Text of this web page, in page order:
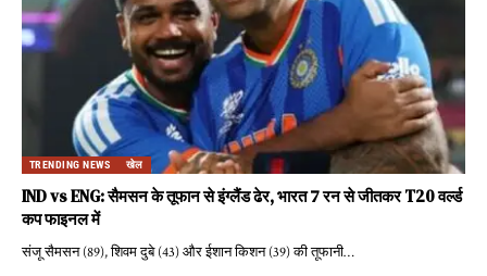
TRENDING NEWS खेल
IND vs ENG: सैमसन के तूफान से इंग्लैंड ढेर, भारत 7 रन से जीतकर T20 वर्ल्ड
कप फाइनल में
संजू सैमसन (89), शिवम दुबे (43) और ईशान किशन (39) की तूफानी…